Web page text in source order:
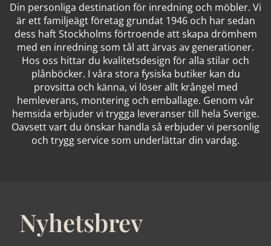
Din personliga destination för inredning och möbler. Vi
är ett familjeägt företag grundat 1946 och har sedan
dess haft Stockholms förtroende att skapa drömhem
med en inredning som tål att ärvas av generationer.
Hos oss hittar du kvalitetsdesign för alla stilar och
plånböcker. I våra stora fysiska butiker kan du
provsitta och känna, vi löser allt krångel med
hemleverans, montering och emballage. Genom vår
hemsida erbjuder vi trygga leveranser till hela Sverige.
Oavsett vart du önskar handla så erbjuder vi personlig
och trygg service som underlättar din vardag.
Nyhetsbrev